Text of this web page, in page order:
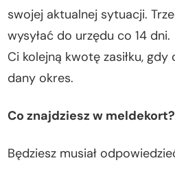
swojej aktualnej sytuacji.
wysyłać do urzędu co 14
Ci kolejną kwotę zasiłku,
dany okres.
Co znajdziesz w meldekort?
Będziesz musiał